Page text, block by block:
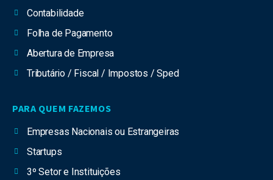
Contabilidade
Folha de Pagamento
Abertura de Empresa
Tributário / Fiscal / Impostos / Sped
PARA QUEM FAZEMOS
Empresas Nacionais ou Estrangeiras
Startups
3º Setor e Instituições